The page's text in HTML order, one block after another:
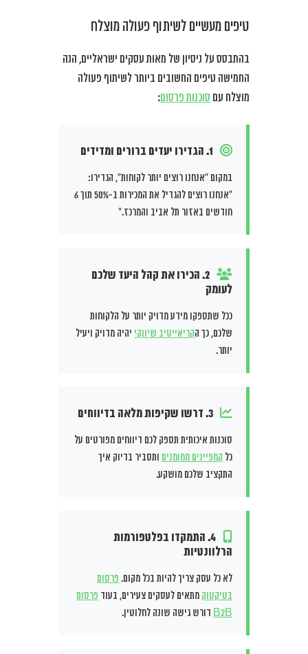
טיפים מעשיים לשיתוף פעולה מוצלח
בהתבסס על ניסיון של מאות עסקים ישראליים, הנה
החמישה טיפים החשובים ביותר לשיתוף פעולה
מוצלח עם סוכנות פרסום:
1. הגדירו יעדים ברורים ומדידים
במקום “אנחנו רוצים יותר לקוחות”, הגדירו:
“אנחנו רוצים להגדיל את המכירות ב-50% תוך 6
חודשים באזור תל אביב והמרכז.”
2. הכירו את קהל היעד שלכם
לעומק
ככל שתספקו מידע מדויק יותר על הלקוחות
שלכם, כך הקריאייטיב שיווקי יהיה מדויק ויעיל
יותר.
3. דרשו שקיפות מלאה בדיווחים
סוכנות איכותית תספק לכם דיווחים מפורטים על
כל קמפיינים ממומנים ותסביר בדיוק איך
התקציב שלכם מושקע.
4. התמקדו בפלטפורמות
הרלוונטיות
לא כל עסק צריך להיות בכל מקום. פרסום
בטיקטוק מתאים לעסקים צעירים, בעוד פרסום
B2B דורש גישה שונה לחלוטין.